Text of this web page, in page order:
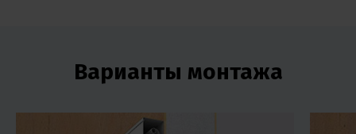
Варианты монтажа